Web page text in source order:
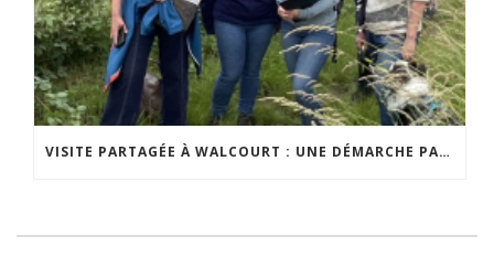
VISITE PARTAGÉE À WALCOURT : UNE DÉMARCHE PARTICIPATIVE ANIMÉE PAR ESPACE ENVIRONNEMENT